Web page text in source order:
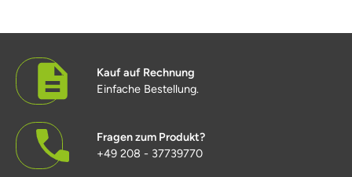
Kauf auf Rechnung
Einfache Bestellung.
Fragen zum Produkt?
+49 208 - 37739770